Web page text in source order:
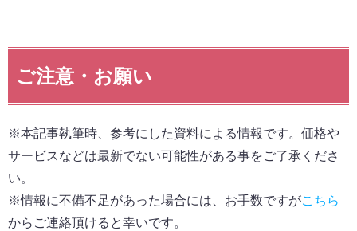
ご注意・お願い
※本記事執筆時、参考にした資料による情報です。価格や
サービスなどは最新でない可能性がある事をご了承くださ
い。
※情報に不備不足があった場合には、お手数ですがこちら
からご連絡頂けると幸いです。